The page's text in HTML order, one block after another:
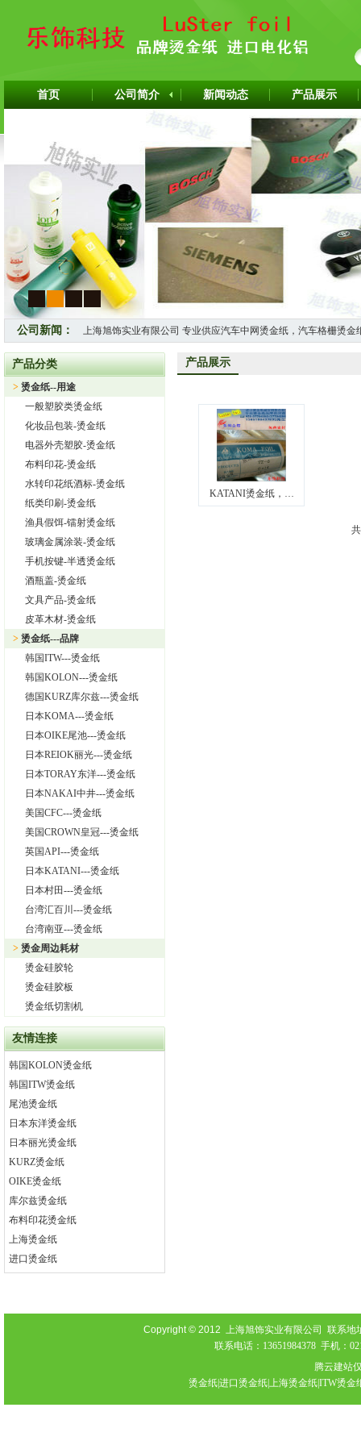
首页 公司简介 新闻动态 产品展示
4
公司新闻：
上海旭饰实业有限公司 专业供应汽车中网烫金纸，汽车格栅烫金
怎样选择适合自己的烫金纸？
热烈祝贺上海旭饰实业有限公司成为韩国ITW烫金纸华东区代理商
热烈祝贺上海旭饰实业有限公司成为德国库尔兹烫金纸一级代理
热烈祝贺旭饰实业成为日本OIKE烫金纸尾池烫金纸华东区总代理
上海旭饰实业有限公司——进口烫金纸专业供应商
产品分类
> 烫金纸--用途
一般塑胶类烫金纸
化妆品包装-烫金纸
电器外壳塑胶-烫金纸
布料印花-烫金纸
水转印花纸酒标-烫金纸
纸类印刷-烫金纸
渔具假饵-镭射烫金纸
玻璃金属涂装-烫金纸
手机按键-半透烫金纸
酒瓶盖-烫金纸
文具产品-烫金纸
皮革木材-烫金纸
> 烫金纸---品牌
韩国ITW---烫金纸
韩国KOLON---烫金纸
德国KURZ库尔兹---烫金纸
日本KOMA---烫金纸
日本OIKE尾池---烫金纸
日本REIOK丽光---烫金纸
日本TORAY东洋---烫金纸
日本NAKAI中井---烫金纸
美国CFC---烫金纸
美国CROWN皇冠---烫金纸
英国API---烫金纸
日本KATANI---烫金纸
日本村田---烫金纸
台湾汇百川---烫金纸
台湾南亚---烫金纸
> 烫金周边耗材
烫金硅胶轮
烫金硅胶板
烫金纸切割机
友情连接
韩国KOLON烫金纸
韩国ITW烫金纸
尾池烫金纸
日本东洋烫金纸
日本丽光烫金纸
KURZ烫金纸
OIKE烫金纸
库尔兹烫金纸
布料印花烫金纸
上海烫金纸
进口烫金纸
产品展示
KATANI烫金纸，…
Copyright © 2012 上海旭饰实业有限公司 联系地
联系电话：13651984378 手机：
腾云建站
烫金纸|进口烫金纸|上海烫金纸|ITW烫